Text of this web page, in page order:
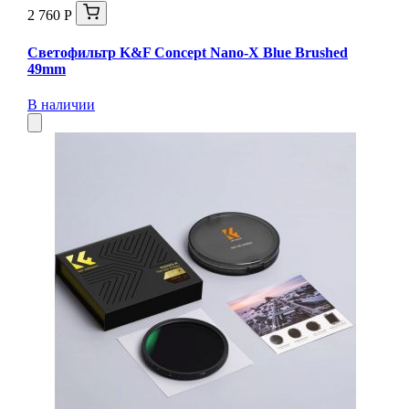
2 760 Р
Светофильтр K&F Concept Nano-X Blue Brushed
49mm
В наличии